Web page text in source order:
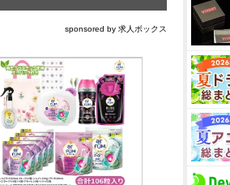
sponsored by 求人ボックス